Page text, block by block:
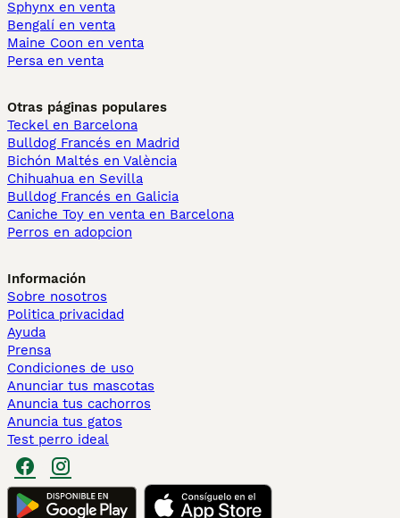
Sphynx en venta
Bengalí en venta
Maine Coon en venta
Persa en venta
Otras páginas populares
Teckel en Barcelona
Bulldog Francés en Madrid
Bichón Maltés en València
Chihuahua en Sevilla
Bulldog Francés en Galicia
Caniche Toy en venta en Barcelona
Perros en adopcion
Información
Sobre nosotros
Politica privacidad
Ayuda
Prensa
Condiciones de uso
Anunciar tus mascotas
Anuncia tus cachorros
Anuncia tus gatos
Test perro ideal